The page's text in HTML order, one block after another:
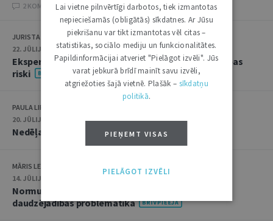
2 KOMENTĀRI
JURISTA VĀRDS
22. JŪLIJS 2026 • 14:00
Ekspertu saruna jūlijā: krimināltiesības un būvniecības
riski
PAULA LIPE
20. JŪLIJS 2026 • 16:05
Nedēļas notikumu apskats: 13.–17. jūlijs
MĀRIS LEJA
14. JŪLIJS 2026
Normu konkurences un noziedzīgu nodarījumu
daudzējādības problemātika
Lai vietne pilnvērtīgi darbotos, tiek izmantotas
nepieciešamās (obligātās) sīkdatnes. Ar Jūsu
piekrišanu var tikt izmantotas vēl citas –
statistikas, sociālo mediju un funkcionalitātes.
Papildinformācijai atveriet "Pielāgot izvēli". Jūs
varat jebkurā brīdī mainīt savu izvēli,
atgriežoties šajā vietnē. Plašāk – sīkdatņu
politikā.
PIEŅEMT VISAS
PIELĀGOT IZVĒLI